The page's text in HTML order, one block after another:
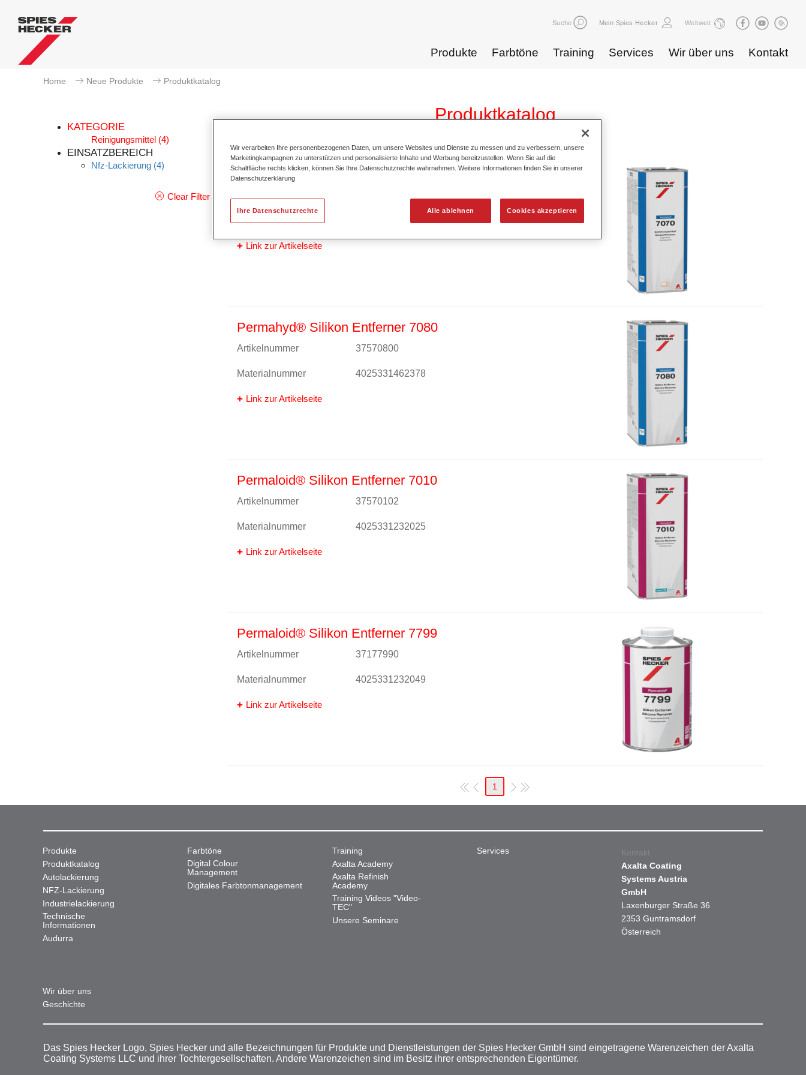
Suche Mein Spies Hecker Weltweit
Produkte Farbtöne Training Services Wir über uns Kontakt
Home Neue Produkte Produktkatalog
KATEGORIE
Reinigungsmittel (4)
EINSATZBEREICH
Nfz-Lackierung (4)
Clear Filter
Produktkatalog
Permahyd® Entfettungsmittel 7070
Materialnummer 4025331232292
Link zur Artikelseite
Permahyd® Silikon Entferner 7080
Artikelnummer 37570800
Materialnummer 4025331462378
Link zur Artikelseite
Permaloid® Silikon Entferner 7010
Artikelnummer 37570102
Materialnummer 4025331232025
Link zur Artikelseite
Permaloid® Silikon Entferner 7799
Artikelnummer 37177990
Materialnummer 4025331232049
Link zur Artikelseite
1
Produkte
Produktkatalog
Autolackierung
NFZ-Lackierung
Industrielackierung
Technische
Informationen
Audurra
Farbtöne
Digital Colour
Management
Digitales Farbtonmanagement
Training
Axalta Academy
Axalta Refinish
Academy
Training Videos "Video-
TEC"
Unsere Seminare
Services
Wir über uns
Geschichte
Kontakt
Axalta Coating
Systems Austria
GmbH
Laxenburger Straße 36
2353 Guntramsdorf
Österreich
Das Spies Hecker Logo, Spies Hecker und alle Bezeichnungen für Produkte und Dienstleistungen der Spies Hecker GmbH sind eingetragene Warenzeichen der Axalta
Coating Systems LLC und ihrer Tochtergesellschaften. Andere Warenzeichen sind im Besitz ihrer entsprechenden Eigentümer.
Wir verarbeiten Ihre personenbezogenen Daten, um unsere Websites und Dienste zu messen und zu verbessern, unsere
Marketingkampagnen zu unterstützen und personalisierte Inhalte und Werbung bereitzustellen. Wenn Sie auf die
Schaltfläche rechts klicken, können Sie Ihre Datenschutzrechte wahrnehmen. Weitere Informationen finden Sie in unserer
Datenschutzerklärung
Alle ablehnen Cookies akzeptieren
Ihre Datenschutzrechte